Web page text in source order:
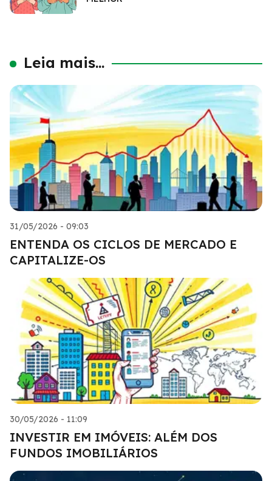
Leia mais...
31/05/2026 - 09:03
ENTENDA OS CICLOS DE MERCADO E
CAPITALIZE-OS
30/05/2026 - 11:09
INVESTIR EM IMÓVEIS: ALÉM DOS
FUNDOS IMOBILIÁRIOS